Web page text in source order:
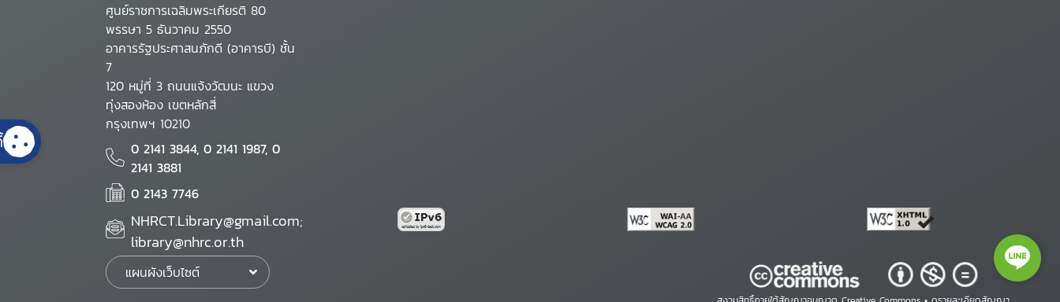
ศูนย์ราชการเฉลิมพระเกียรติ 80
พรรษา 5 ธันวาคม 2550
อาคารรัฐประศาสนภักดี (อาคารบี) ชั้น
7
120 หมู่ที่ 3 ถนนแจ้งวัฒนะ แขวง
ทุ่งสองห้อง เขตหลักสี่
กรุงเทพฯ 10210
0 2141 3844, 0 2141 1987, 0
2141 3881
0 2143 7746
NHRCT.Library@gmail.com;
library@nhrc.or.th
แผนผังเว็บไซต์